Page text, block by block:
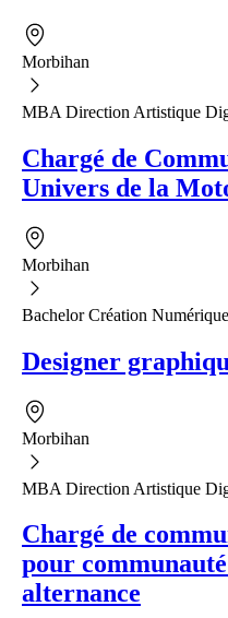
Morbihan
MBA Direction Artistique
Chargé de
Univers de la
Morbihan
Bachelor Création Numérique
Designer
Morbihan
MBA Direction Artistique
Chargé de
pour
alternance